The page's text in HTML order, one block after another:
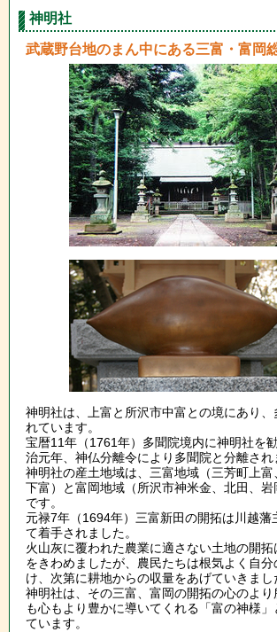
神明社
武蔵野台地のまん中にある三富・富岡
神明社は、上富と所沢市中富との境にあり、
れています。
宝暦11年（1761年）多聞院境内に神明社を
治元年、神仏分離令により多聞院と分離され
神明社の産土地域は、三富地域（三芳町上富
下富）と富岡地域（所沢市神米金、北田、岩
です。
元禄7年（1694年）三富新田の開拓は川越藩
て着手されました。
火山灰に覆われた農業に適さない土地の開
をきわめましたが、農民たちは根気よく自
け、次第に耕地からの収量をあげていきまし
神明社は、その三富、富岡の開拓の心のよ
も心もより豊かに導いてくれる「富の神様
ています。